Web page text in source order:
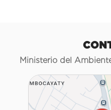
Ministerio del